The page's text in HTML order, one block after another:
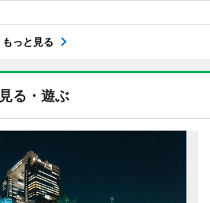
もっと見る
見る・遊ぶ